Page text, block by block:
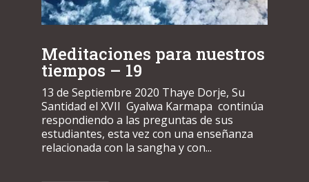
Meditaciones para nuestros
tiempos – 19
13 de Septiembre 2020 Thaye Dorje, Su
Santidad el XVII Gyalwa Karmapa continúa
respondiendo a las preguntas de sus
estudiantes, esta vez con una enseñanza
relacionada con la sangha y con...